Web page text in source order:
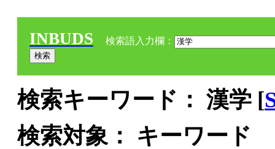
INBUDS 検索語入力欄：
検索キーワード： 漢学 [
検索対象： キーワード